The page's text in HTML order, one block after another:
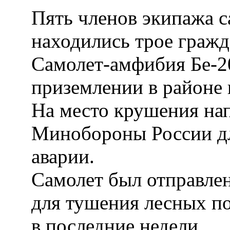
Пять членов экипажа
находились трое
Самолет-амфибия Бе-
приземлении в
На место крушения
Минобороны России
аварии.
Самолет был
для тушения лесных